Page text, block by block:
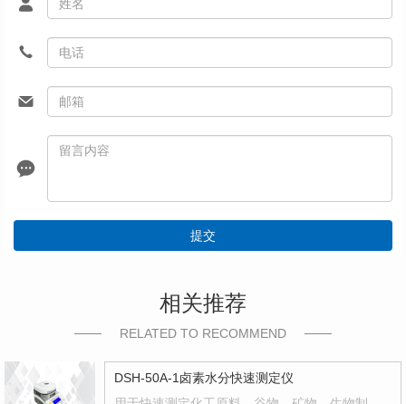
提交
相关推荐
RELATED TO RECOMMEND
DSH-50A-1卤素水分快速测定仪